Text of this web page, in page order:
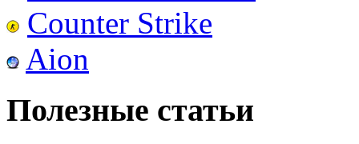
Counter Strike
Aion
Полезные статьи